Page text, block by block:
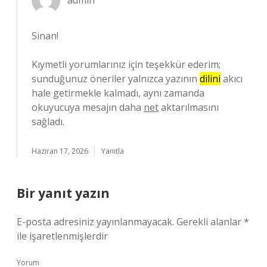
Sinan!
Kıymetli yorumlarınız için teşekkür ederim;
sunduğunuz öneriler yalnızca yazının dilini akıcı
hale getirmekle kalmadı, aynı zamanda
okuyucuya mesajın daha netaktarılmasını
sağladı.
Haziran 17, 2026 Yanıtla
Bir yanıt yazın
E-posta adresiniz yayınlanmayacak. Gerekli alanlar*
ile işaretlenmişlerdir
Yorum